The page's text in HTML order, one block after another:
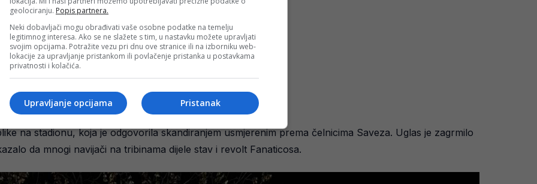
na stadionu, koja je odgovorila skandiranjem usmjerenim prema čelnicima Saveza. Uglas je zagrmilo
da mnogi navijači na tribinama dijele stav i revolt Fanaticosa.
geolociranju. Popis partnera.
Neki dobavljači mogu obrađivati vaše osobne podatke na temelju
legitimnog interesa. Ako se ne slažete s tim, u nastavku možete upravljati
svojim opcijama. Potražite vezu pri dnu ove stranice ili na izborniku web-
lokacije za upravljanje pristankom ili povlačenje pristanka u postavkama
privatnosti i kolačića.
Pristanak
Upravljanje opcijama